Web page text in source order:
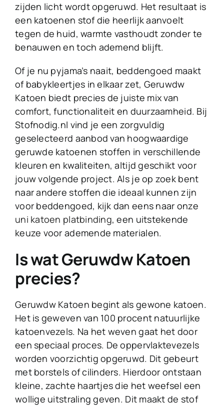
zijden licht wordt opgeruwd. Het resultaat is
een katoenen stof die heerlijk aanvoelt
tegen de huid, warmte vasthoudt zonder te
benauwen en toch ademend blijft.
Of je nu pyjama’s naait, beddengoed maakt
of babykleertjes in elkaar zet, Geruwdw
Katoen biedt precies de juiste mix van
comfort, functionaliteit en duurzaamheid. Bij
Stofnodig.nl vind je een zorgvuldig
geselecteerd aanbod van hoogwaardige
geruwde katoenen stoffen in verschillende
kleuren en kwaliteiten, altijd geschikt voor
jouw volgende project. Als je op zoek bent
naar andere stoffen die ideaal kunnen zijn
voor beddengoed, kijk dan eens naar onze
uni katoen platbinding, een uitstekende
keuze voor ademende materialen.
Is wat Geruwdw Katoen
precies?
Geruwdw Katoen begint als gewone katoen.
Het is geweven van 100 procent natuurlijke
katoenvezels. Na het weven gaat het door
een speciaal proces. De oppervlaktevezels
worden voorzichtig opgeruwd. Dit gebeurt
met borstels of cilinders. Hierdoor ontstaan
kleine, zachte haartjes die het weefsel een
wollige uitstraling geven. Dit maakt de stof